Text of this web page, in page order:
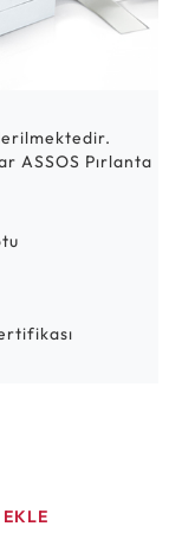
ASSOS Pırlanta